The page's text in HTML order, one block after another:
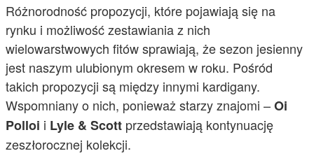
Różnorodność propozycji, które pojawiają się na
rynku i możliwość zestawiania z nich
wielowarstwowych fitów sprawiają, że sezon jesienny
jest naszym ulubionym okresem w roku. Pośród
takich propozycji są między innymi kardigany.
Wspomniany o nich, ponieważ starzy znajomi –Oi
Polloi i Lyle & Scott przedstawiają kontynuację
zeszłorocznej kolekcji.